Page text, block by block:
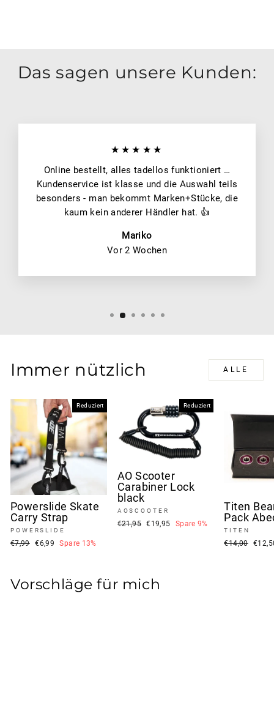
Das sagen unsere Kunden:
★★★★★
Online bestellt, alles tadellos funktioniert …
Kundenservice ist klasse und die Auswahl teils
besonders - man bekommt Marken+Stücke, die
kaum kein anderer Händler hat. 👍
Mariko
Vor 2 Wochen
Immer nützlich ALLE
Reduziert
Powerslide Skate
Carry Strap
POWERSLIDE
Normaler
€7,99 Sonderpreis
€6,99 Spare 13%
Reduziert
AO Scooter
Carabiner Lock
black
AOSCOOTER
Normaler
€21,95 Sonderpreis
€19,95 Spare 9%
Titen
Pack
TITEN
Normaler
€14,00
Vorschläge für mich